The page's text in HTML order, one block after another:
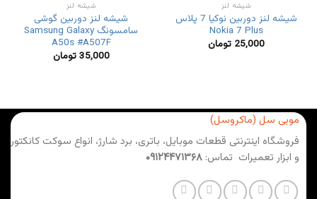
شیشه لنز
شیشه لنز دوربین نوکیا 7 پلاس
Nokia 7 Plus
25,000 تومان
شیشه لنز
شیشه لنز دوربین گوشی
سامسونگ Samsung Galaxy
A50s #A507F
35,000 تومان
موبی سل (ماکروسل)
فروشگاه اینترنتی قطعات موبایل، باتری، برد شارژ، انواع سوکت کانکتور
و ابزار تعمیرات تماس: ۰۹۱۲۴۴۷۱۳۶۸